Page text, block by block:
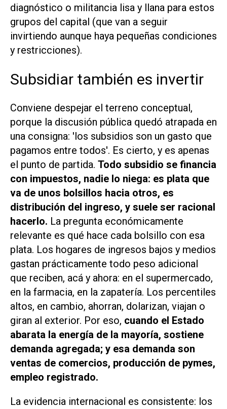
diagnóstico o militancia lisa y llana para estos
grupos del capital (que van a seguir
invirtiendo aunque haya pequeñas condiciones
y restricciones).
Subsidiar también es invertir
Conviene despejar el terreno conceptual,
porque la discusión pública quedó atrapada en
una consigna: 'los subsidios son un gasto que
pagamos entre todos'. Es cierto, y es apenas
el punto de partida. Todo subsidio se financia
con impuestos, nadie lo niega: es plata que
va de unos bolsillos hacia otros, es
distribución del ingreso, y suele ser racional
hacerlo. La pregunta económicamente
relevante es qué hace cada bolsillo con esa
plata. Los hogares de ingresos bajos y medios
gastan prácticamente todo peso adicional
que reciben, acá y ahora: en el supermercado,
en la farmacia, en la zapatería. Los percentiles
altos, en cambio, ahorran, dolarizan, viajan o
giran al exterior. Por eso, cuando el Estado
abarata la energía de la mayoría, sostiene
demanda agregada; y esa demanda son
ventas de comercios, producción de pymes,
empleo registrado.
La evidencia internacional es consistente: los